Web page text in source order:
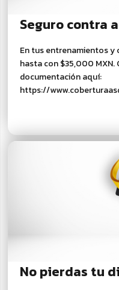
Seguro contra
En tus entrenamientos y
hasta con $35,000
documentación aquí:
https://
No pierdas tu